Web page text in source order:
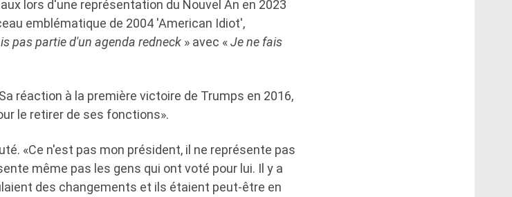
lors d'une représentation du Nouvel An en 2023
emblématique de 2004 'American Idiot',
pas partie d'un agenda redneck » avec «Je ne fais
Sa réaction à la première victoire de Trumps en 2016,
le retirer de ses fonctions».
«Ce n'est pas mon président, il ne représente pas
même pas les gens qui ont voté pour lui. Il y a
des changements et ils étaient peut-être en